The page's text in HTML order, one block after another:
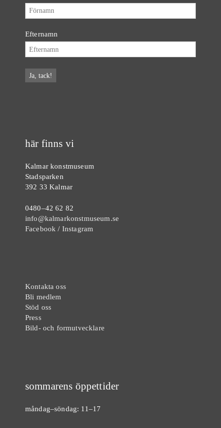
Efternamn
här finns vi
Kalmar konstmuseum
Stadsparken
392 33 Kalmar
0480–42 62 82
info@kalmarkonstmuseum.se
Facebook / Instagram
Kontakta oss
Bli medlem
Stöd oss
Press
Bild- och formutvecklare
sommarens öppettider
måndag–söndag: 11–17